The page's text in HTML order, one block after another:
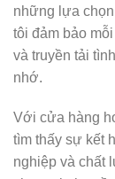
những lựa
tôi đảm bảo
và truyền tải
nhớ.
Với cửa hàng
tìm thấy sự kết
nghiệp và chất